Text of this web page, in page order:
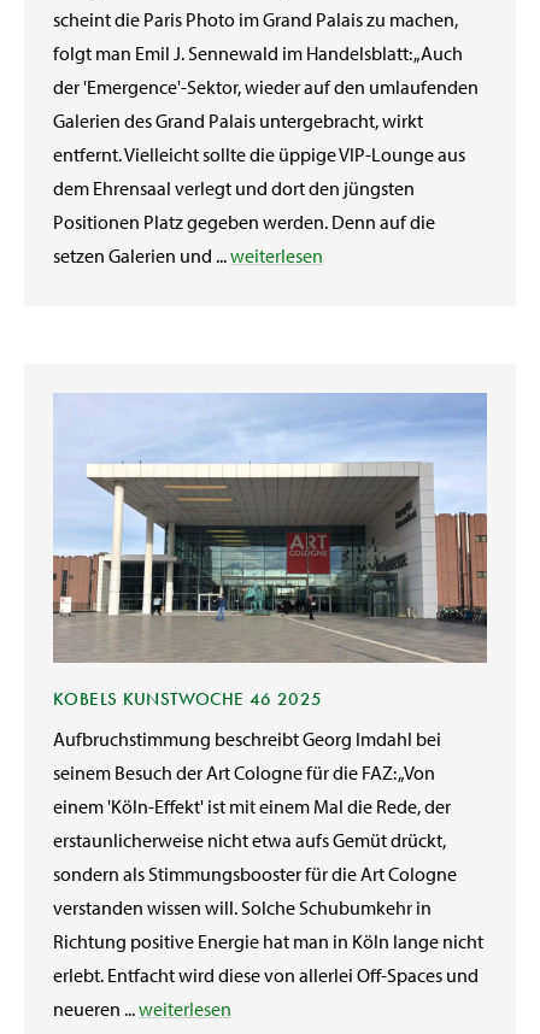
scheint die Paris Photo im Grand Palais zu machen,
folgt man Emil J. Sennewald im Handelsblatt: „Auch
der 'Emergence'-Sektor, wieder auf den umlaufenden
Galerien des Grand Palais untergebracht, wirkt
entfernt. Vielleicht sollte die üppige VIP-Lounge aus
dem Ehrensaal verlegt und dort den jüngsten
Positionen Platz gegeben werden. Denn auf die
setzen Galerien und ...weiterlesen
KOBELS KUNSTWOCHE 46 2025
Aufbruchstimmung beschreibt Georg Imdahl bei
seinem Besuch der Art Cologne für die FAZ: „Von
einem 'Köln-Effekt' ist mit einem Mal die Rede, der
erstaunlicherweise nicht etwa aufs Gemüt drückt,
sondern als Stimmungsbooster für die Art Cologne
verstanden wissen will. Solche Schubumkehr in
Richtung positive Energie hat man in Köln lange nicht
erlebt. Entfacht wird diese von allerlei Off-Spaces und
neueren ...weiterlesen